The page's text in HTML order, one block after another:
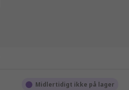
Midlertidigt ikke på lager